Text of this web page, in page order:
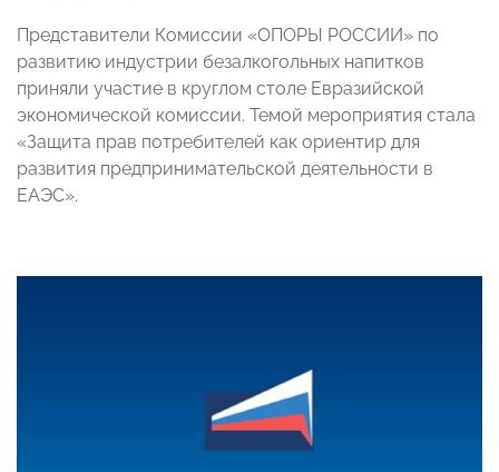
Представители Комиссии «ОПОРЫ РОССИИ» по
развитию индустрии безалкогольных напитков
приняли участие в круглом столе Евразийской
экономической комиссии. Темой мероприятия стала
«Защита прав потребителей как ориентир для
развития предпринимательской деятельности в
ЕАЭС».